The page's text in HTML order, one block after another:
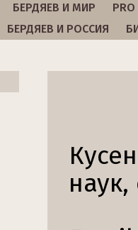
БЕРДЯЕВ И МИР
PRO
БЕРДЯЕВ И РОССИЯ